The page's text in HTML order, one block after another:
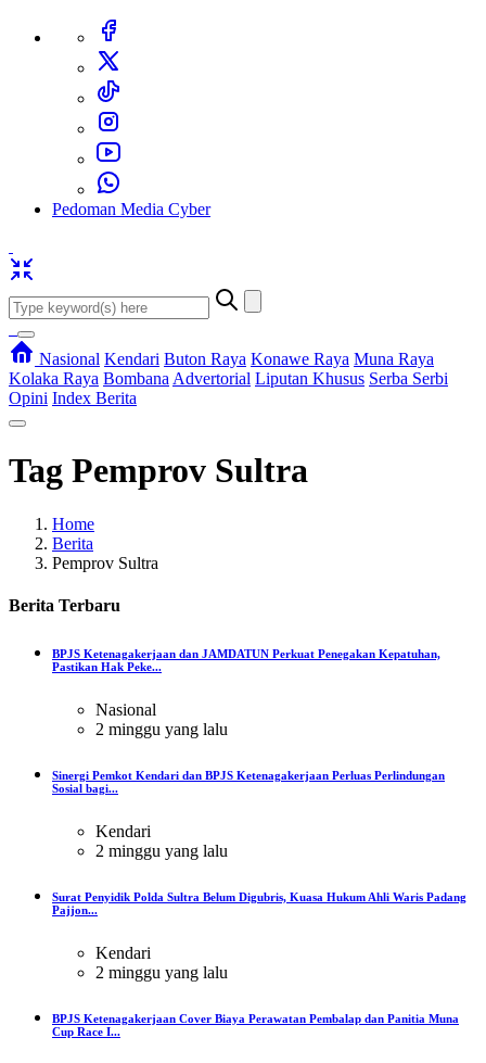
Pedoman Media Cyber
Nasional Kendari Buton Raya Konawe Raya Muna Raya
Kolaka Raya Bombana Advertorial Liputan Khusus Serba Serbi
Opini Index Berita
Tag Pemprov Sultra
Home
Berita
Pemprov Sultra
Berita Terbaru
BPJS Ketenagakerjaan dan JAMDATUN Perkuat Penegakan Kepatuhan,
Pastikan Hak Peke...
Nasional
2 minggu yang lalu
Sinergi Pemkot Kendari dan BPJS Ketenagakerjaan Perluas Perlindungan
Sosial bagi...
Kendari
2 minggu yang lalu
Surat Penyidik Polda Sultra Belum Digubris, Kuasa Hukum Ahli Waris Padang
Pajjon...
Kendari
2 minggu yang lalu
BPJS Ketenagakerjaan Cover Biaya Perawatan Pembalap dan Panitia Muna
Cup Race I...